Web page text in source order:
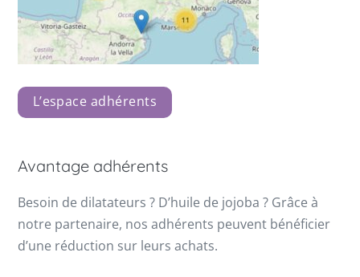
L’espace adhérents
Avantage adhérents
Besoin de dilatateurs ? D’huile de jojoba ? Grâce à
notre partenaire, nos adhérents peuvent bénéficier
d’une réduction sur leurs achats.